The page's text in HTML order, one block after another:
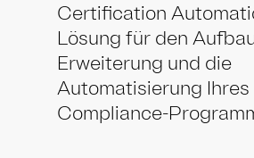
Certification
Lösung für den
Erweiterung und die
Automatisierung
Compliance-